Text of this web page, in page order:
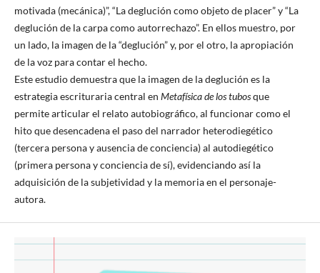
motivada (mecánica)”, “La deglución como objeto de placer” y “La
deglución de la carpa como autorrechazo”. En ellos muestro, por
un lado, la imagen de la “deglución” y, por el otro, la apropiación
de la voz para contar el hecho.
Este estudio demuestra que la imagen de la deglución es la
estrategia escrituraria central en Metafísica de los tubosque
permite articular el relato autobiográfico, al funcionar como el
hito que desencadena el paso del narrador heterodiegético
(tercera persona y ausencia de conciencia) al autodiegético
(primera persona y conciencia de sí), evidenciando así la
adquisición de la subjetividad y la memoria en el personaje-
autora.